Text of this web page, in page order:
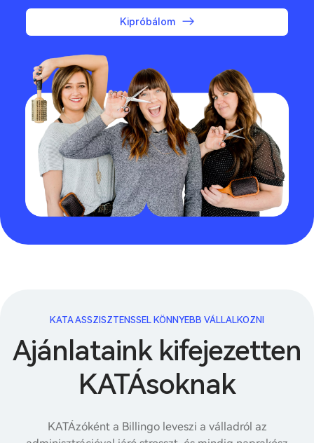
Kipróbálom
KATA ASSZISZTENSSEL KÖNNYEBB VÁLLALKOZNI
Ajánlataink kifejezetten
KATÁsoknak
KATÁzóként a Billingo leveszi a válladról az